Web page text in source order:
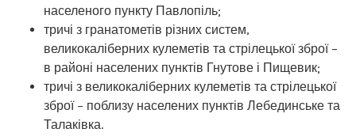
населеного пункту Павлопіль;
тричі з гранатометів різних систем,
великокаліберних кулеметів та стрілецької зброї –
в районі населених пунктів Гнутове і Пищевик;
тричі з великокаліберних кулеметів та стрілецької
зброї – поблизу населених пунктів Лебединське та
Талаківка.